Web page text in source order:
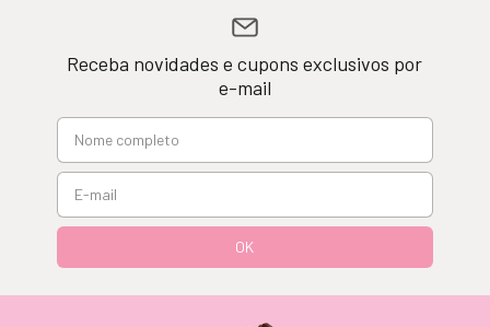
Receba novidades e cupons exclusivos por
e-mail